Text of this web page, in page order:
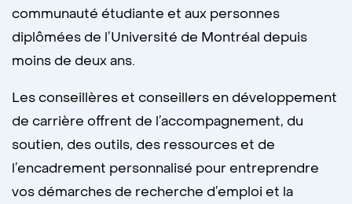
communauté étudiante et aux personnes
diplômées de l’Université de Montréal depuis
moins de deux ans.
Les conseillères et conseillers en développement
de carrière offrent de l’accompagnement, du
soutien, des outils, des ressources et de
l’encadrement personnalisé pour entreprendre
vos démarches de recherche d’emploi et la